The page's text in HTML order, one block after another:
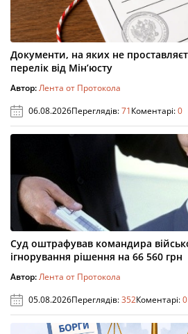
Документи, на яких не
перелік від Мін’юсту
Автор:Лента от Протокола
06.08.2026Переглядів:71Коментарі:0
Суд оштрафував командира
ігнорування рішення на 66 560 грн
Автор:Лента от Протокола
05.08.2026Переглядів:352Коментарі:0